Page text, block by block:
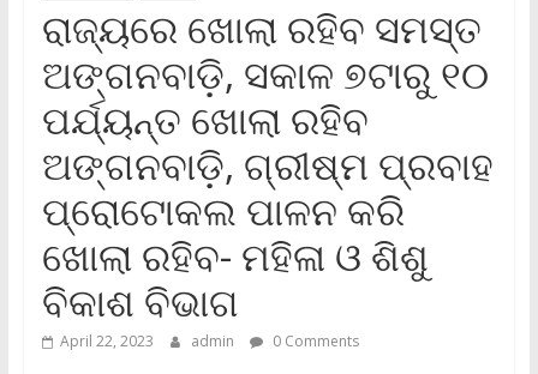
ରାଜ୍ୟରେ ଖୋଲା ରହିବ ସମସ୍ତ
ଅଙ୍ଗନବାଡ଼ି, ସକାଳ ୭ଟାରୁ ୧୦
ପର୍ଯ୍ୟନ୍ତ ଖୋଲା ରହିବ
ଅଙ୍ଗନବାଡ଼ି, ଗ୍ରୀଷ୍ମ ପ୍ରବାହ
ପ୍ରୋଟୋକଲ ପାଳନ କରି
ଖୋଲା ରହିବ- ମହିଳା ଓ ଶିଶୁ
ବିକାଶ ବିଭାଗ
April 22, 2023 admin 0 Comments